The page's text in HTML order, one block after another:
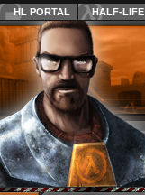
HL PORTAL HALF-LIFE